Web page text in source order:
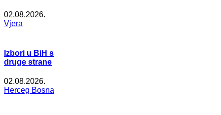
02.08.2026.
Vjera
Izbori u BiH s
druge strane
02.08.2026.
Herceg Bosna